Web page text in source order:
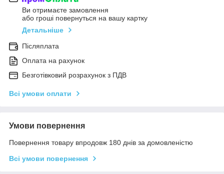
Ви отримаєте замовлення
або гроші повернуться на вашу картку
Детальніше
Післяплата
Оплата на рахунок
Безготівковий розрахунок з ПДВ
Всі умови оплати
Умови повернення
Повернення товару впродовж 180 днів за домовленістю
Всі умови повернення